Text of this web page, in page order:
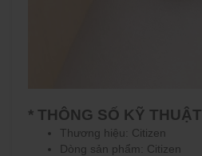
* THÔNG SỐ KỸ THUẬT
Thương hiệu: Citizen
Dòng sản phẩm: Citizen